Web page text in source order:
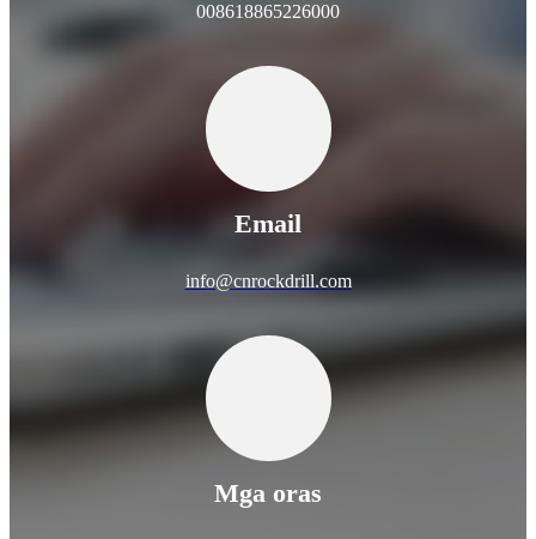
008618865226000
Email
info@cnrockdrill.com
Mga oras